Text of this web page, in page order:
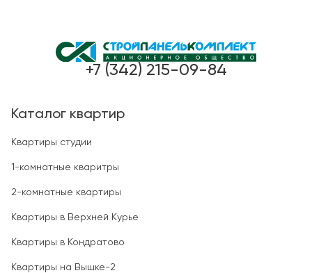
+7 (342) 215-09-84
Каталог квартир
Квартиры студии
1-комнатные кваритры
2-комнатные квартиры
Квартиры в Верхней Курье
Квартиры в Кондратово
Квартиры на Вышке-2